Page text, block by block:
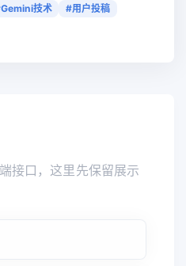
技术
#用户投稿
接口，这里先保留展示